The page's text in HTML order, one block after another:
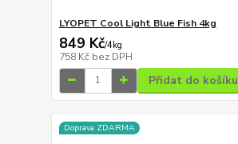
LYOPET Cool Light Blue Fish 4kg
849 Kč/4kg
758 Kč bez DPH
Přidat do košíku
Doprava ZDARMA